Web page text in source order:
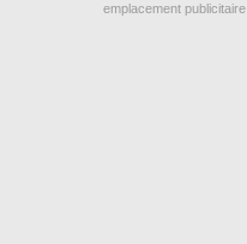
emplacement publicitaire